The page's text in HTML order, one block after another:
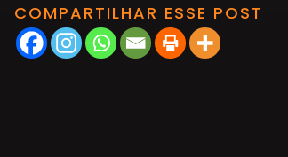
COMPARTILHAR ESSE POST